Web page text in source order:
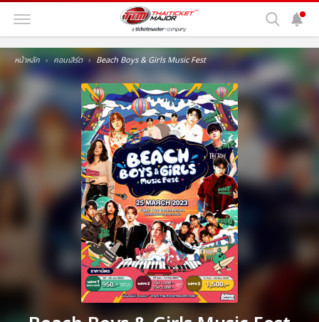
หน้าหลัก คอนเสิร์ต Beach Boys & Girls Music Fest